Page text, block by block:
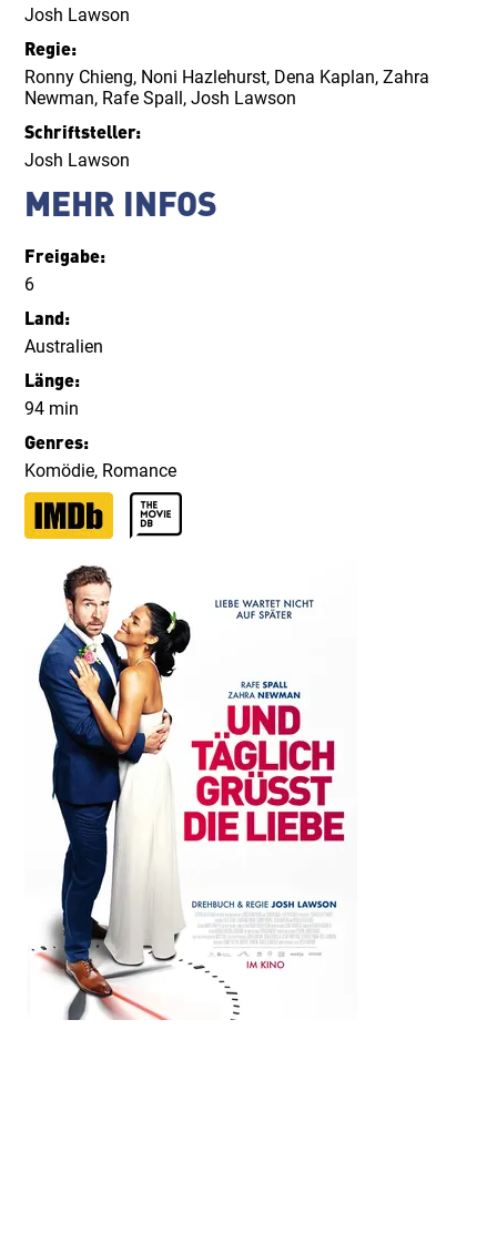
Josh Lawson
Regie:
Ronny Chieng, Noni Hazlehurst, Dena Kaplan,Zahra
Newman, Rafe Spall ,Josh Lawson
Schriftsteller:
Josh Lawson
MEHR INFOS
Freigabe:
6
Land:
Australien
Länge:
94 min
Genres:
Komödie, Romance